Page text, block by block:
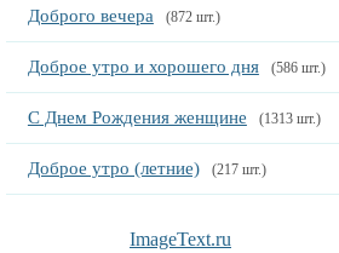
Доброго вечера (872 шт.)
Доброе утро и хорошего дня (586 шт.)
С Днем Рождения женщине (1313 шт.)
Доброе утро (летние) (217 шт.)
ImageText.ru